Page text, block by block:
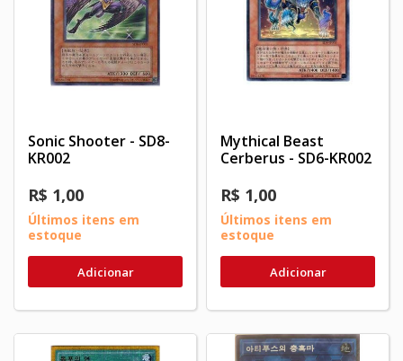
Sonic Shooter - SD8-
KR002
R$ 1,00
Últimos itens em
estoque
Adicionar
Mythical Beast
Cerberus - SD6-KR002
R$ 1,00
Últimos itens em
estoque
Adicionar